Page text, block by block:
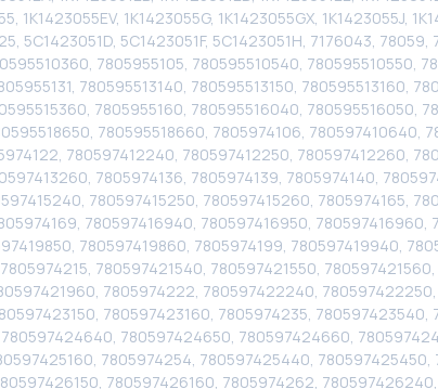
1K1423055EV, 1K1423055G, 1K1423055GX, 1K1423055J,
5C1423051D, 5C1423051F, 5C1423051H, 7176043, 78059,
7805955105, 780595510540, 780595510550,
780595513140, 780595513150, 780595513160,
7805955160, 780595516040, 780595516050,
780595518660, 7805974106, 780597410640,
780597412240, 780597412250, 780597412260,
7805974136, 7805974139, 7805974140,
780597415250, 780597415260, 7805974165,
780597416940, 780597416950, 780597416960,
780597419860, 7805974199, 780597419940,
780597421540, 780597421550,
7805974222, 780597422240,
780597423160, 7805974235,
780597424650, 780597424660,
7805974254, 780597425440,
780597426160, 7805974262,